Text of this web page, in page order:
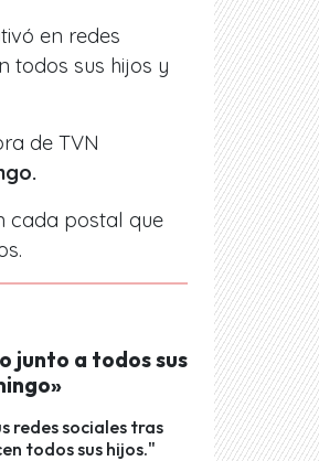
en redes
todos sus hijos y
de TVN
cada postal que
junto a todos sus
redes sociales tras
todos sus hijos."